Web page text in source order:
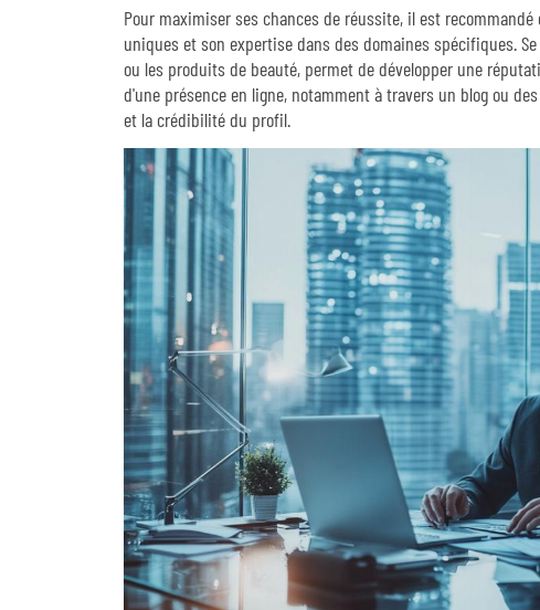
Pour maximiser ses chances de réussite, il est
uniques et son expertise dans des domaines spécifiques.
ou les produits de beauté, permet de développer une
d'une présence en ligne, notamment à travers un blog ou
et la crédibilité du profil.